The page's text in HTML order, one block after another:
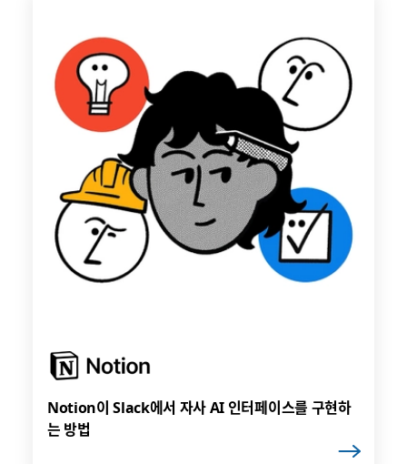
Notion이 Slack에서 자사 AI 인터페이스를 구현하
는 방법